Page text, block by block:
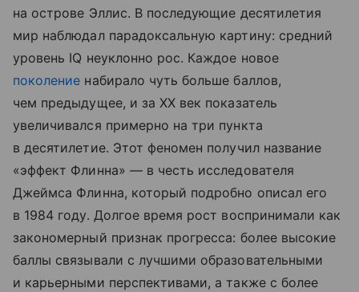
на острове Эллис. В последующие десятилетия
мир наблюдал парадоксальную картину: средний
уровень IQ неуклонно рос. Каждое новое
поколение набирало чуть больше баллов,
чем предыдущее, и за XX век показатель
увеличивался примерно на три пункта
в десятилетие. Этот феномен получил название
«эффект Флинна» — в честь исследователя
Джеймса Флинна, который подробно описал его
в 1984 году. Долгое время рост воспринимали как
закономерный признак прогресса: более высокие
баллы связывали с лучшими образовательными
и карьерными перспективами, а также с более